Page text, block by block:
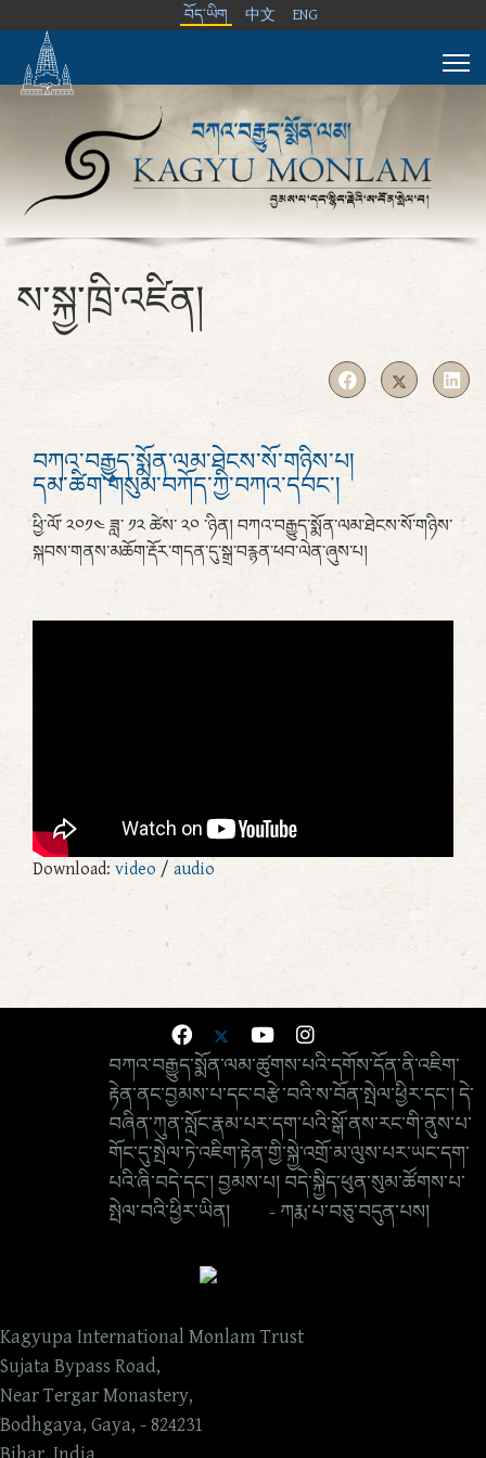
བོད་ཡིག 中文 ENG
ས་སྐྱ་ཁྲི་འཛིན།
བཀའ་བརྒྱུད་སྨོན་ལམ་ཐེངས་སོ་གཉིས་པ།
དམ་ཚིག་གསུམ་བཀོད་ཀྱི་བཀའ་དབང་།
ཕྱི་ལོ་ ༢༠༡༤ ཟླ་ ༡༢ ཚེས་ ༢༠ ་ཉིན། བཀའ་བརྒྱུད་སྨོན་ལམ་ཐེངས་སོ་གཉིས་
སྐབས་གནས་མཆོག་རྡོར་གདན་དུ་སྒྲ་བརྙན་ཕབ་ལེན་ཞུས་པ།
Download: video / audio
བཀའ་བརྒྱུད་སྨོན་ལམ་ཚུགས་པའི་དགོས་དོན་ནི་འཇིག་
རྟེན་ནང་བྱམས་པ་དང་བརྩེ་བའི་ས་བོན་སྤེལ་ཕྱིར་དང་། དེ་
བཞིན་ཀུན་སློང་རྣམ་པར་དག་པའི་སྒོ་ནས་རང་གི་ནུས་པ་
གོང་དུ་སྤེལ་ཏེ་འཇིག་རྟེན་གྱི་སྐྱེ་འགྲོ་མ་ལུས་པར་ཡང་དག་
པའི་ཞི་བདེ་དང་། བྱམས་པ། བདེ་སྐྱིད་ཕུན་སུམ་ཚོགས་པ་
སྤེལ་བའི་ཕྱིར་ཡིན། - ཀརྨ་པ་བཅུ་བདུན་པས།
Kagyupa International Monlam Trust
Sujata Bypass Road,
Near Tergar Monastery,
Bodhgaya, Gaya, - 824231